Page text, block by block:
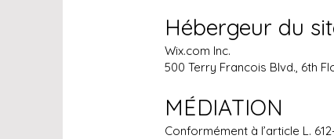
Hébergeur du
Wix.com Inc.
500 Terry Francois Blvd., 6th
MÉDIATION
Conformément à l’article L.